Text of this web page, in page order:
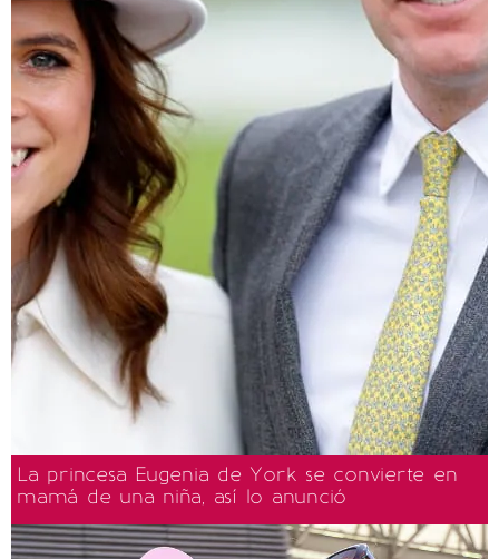
La princesa Eugenia de York se convierte en
mamá de una niña, así lo anunció